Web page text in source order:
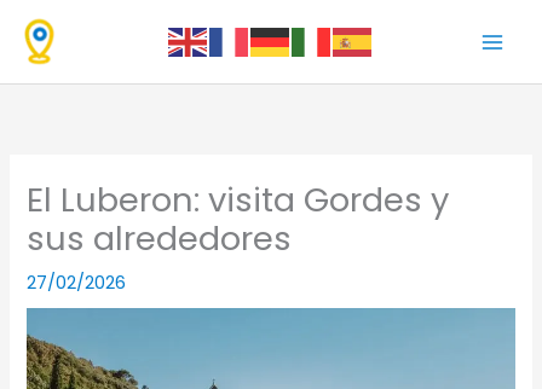
contenido
El Luberon: visita Gordes y
sus alrededores
27/02/2026